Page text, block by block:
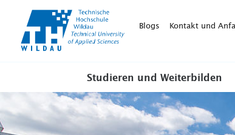
WildauBlogs Kontakt und
Studieren und Weiterbilden